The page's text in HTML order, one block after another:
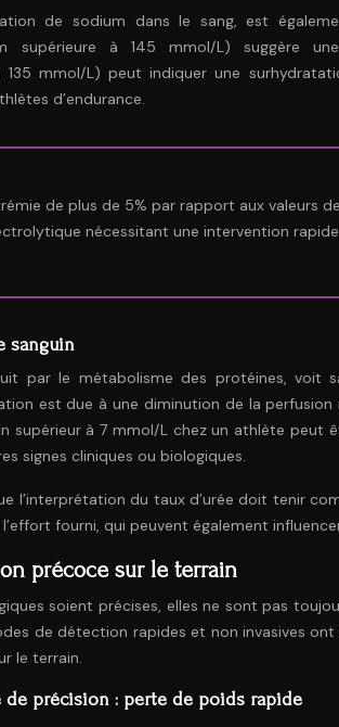
de sodium dans le sang, est
supérieure à 145 mmol/L) suggère
135 mmol/L) peut indiquer une
d’endurance.
de plus de 5% par rapport aux valeurs
nécessitant une intervention
sanguin
par le métabolisme des protéines, voit
est due à une diminution de la
supérieur à 7 mmol/L chez un athlète peut
signes cliniques ou biologiques.
l’interprétation du taux d’urée doit tenir
fourni, qui peuvent également
précoce sur le terrain
soient précises, elles ne sont pas
de détection rapides et non invasives
le terrain.
de précision : perte de poids rapide